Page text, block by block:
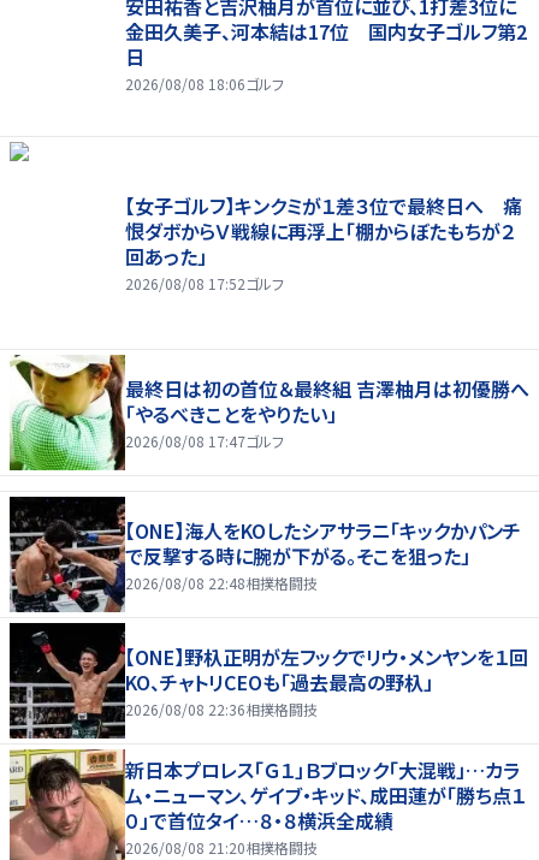
安田祐香と吉沢柚月が首位に並び、1打差3位に
金田久美子、河本結は17位 国内女子ゴルフ第2
日
2026/08/08 18:06ゴルフ
【女子ゴルフ】キンクミが１差３位で最終日へ 痛
恨ダボからＶ戦線に再浮上「棚からぼたもちが２
回あった」
2026/08/08 17:52ゴルフ
最終日は初の首位＆最終組 吉澤柚月は初優勝へ
「やるべきことをやりたい」
2026/08/08 17:47ゴルフ
【ONE】海人をKOしたシアサラニ「キックかパンチ
で反撃する時に腕が下がる。そこを狙った」
2026/08/08 22:48相撲格闘技
【ONE】野杁正明が左フックでリウ・メンヤンを１回
KO、チャトリCEOも「過去最高の野杁」
2026/08/08 22:36相撲格闘技
新日本プロレス「Ｇ１」Ｂブロック「大混戦」…カラ
ム・ニューマン、ゲイブ・キッド、成田蓮が「勝ち点１
０」で首位タイ…８・８横浜全成績
2026/08/08 21:20相撲格闘技